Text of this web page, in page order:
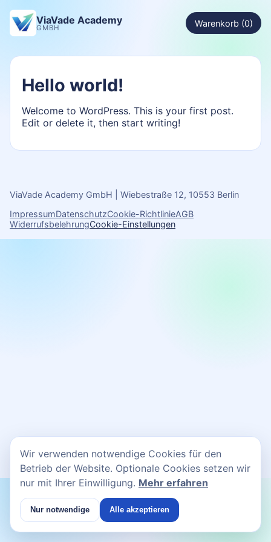
ViaVade Academy
GMBH Warenkorb (0)
Hello world!
Welcome to WordPress. This is your first post.
Edit or delete it, then start writing!
ViaVade Academy GmbH | Wiebestraße 12, 10553 Berlin
ImpressumDatenschutzCookie-RichtlinieAGB
WiderrufsbelehrungCookie-Einstellungen
Wir verwenden notwendige Cookies für den
Betrieb der Website. Optionale Cookies setzen wir
nur mit Ihrer Einwilligung. Mehr erfahren
Nur notwendige Alle akzeptieren